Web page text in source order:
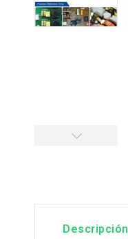
Descripción